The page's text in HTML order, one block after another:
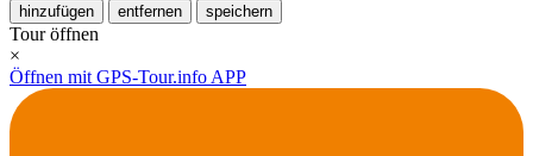
hinzufügen entfernen speichern
Tour öffnen
×
Öffnen mit GPS-Tour.info APP